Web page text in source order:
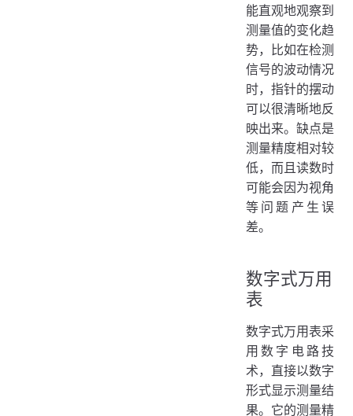
能直观地观察到
测量值的变化趋
势，比如在检测
信号的波动情况
时，指针的摆动
可以很清晰地反
映出来。缺点是
测量精度相对较
低，而且读数时
可能会因为视角
等问题产生误
差。
数字式万用
表
数字式万用表采
用数字电路技
术，直接以数字
形式显示测量结
果。它的测量精